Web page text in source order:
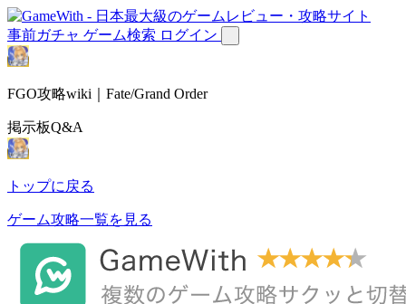
事前ガチャ ゲーム検索 ログイン
FGO攻略wiki｜Fate/Grand Order
掲示板Q&A
トップに戻る
ゲーム攻略一覧を見る